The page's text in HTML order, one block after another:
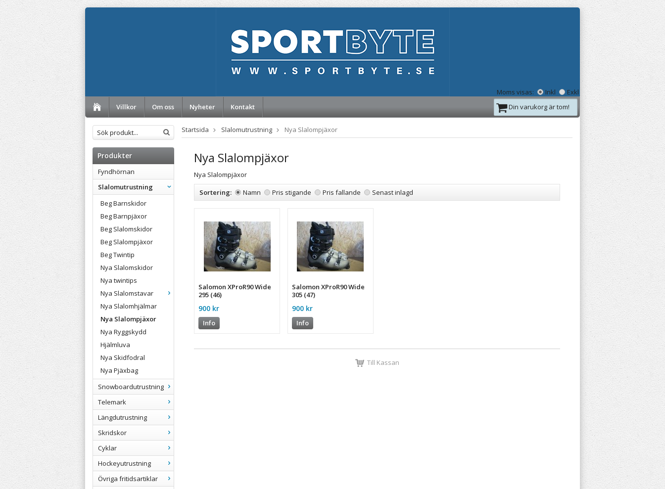
Moms visas: Inkl
Exkl
Villkor
Om oss Nyheter Kontakt Din varukorg är tom!
Produkter
Fyndhörnan
Slalomutrustning
Beg Barnskidor
Beg Barnpjäxor
Beg Slalomskidor
Beg Slalompjäxor
Beg Twintip
Nya Slalomskidor
Nya twintips
Nya Slalomstavar
Nya Slalomhjälmar
Nya Slalompjäxor
Nya Ryggskydd
Hjälmluva
Nya Skidfodral
Nya Pjäxbag
Snowboardutrustning
Telemark
Längdutrustning
Skridskor
Cyklar
Hockeyutrustning
Övriga fritidsartiklar
Startsida Slalomutrustning Nya Slalompjäxor
Nya Slalompjäxor
Nya Slalompjäxor
Sortering:
Namn Pris stigande Pris fallande Senast inlagd
Salomon XProR90 Wide
295 (46)
900 kr
Info
Salomon XProR90 Wide
305 (47)
900 kr
Info
Till Kassan